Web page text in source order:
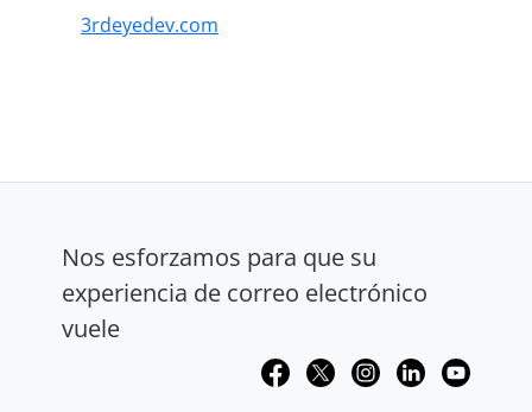
3rdeyedev.com
Nos esforzamos para que su
experiencia de correo electrónico
vuele